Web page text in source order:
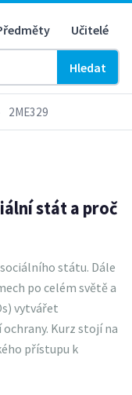
Učitelé
Hledat
2ME329
stát a proč
státu. Dále
po celém světě a
vytvářet
Kurz stojí na
přístupu k